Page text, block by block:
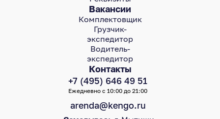
Контакты
+7 (495) 646 49 51
Ежедневно с 10:00 до 21:00
arenda@kengo.ru
Вакансии
Комплектовщик
Грузчик-
экспедитор
Водитель-
экспедитор